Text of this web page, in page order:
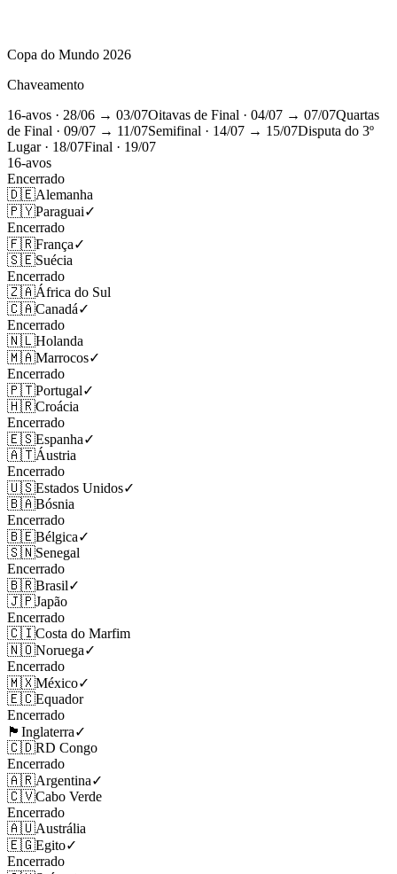
Copa do Mundo 2026
Chaveamento
16-avos · 28/06 → 03/07Oitavas de Final · 04/07 → 07/07Quartas
de Final · 09/07 → 11/07Semifinal · 14/07 → 15/07Disputa do 3º
Lugar· 18/07Final · 19/07
16-avos
Encerrado
🇩🇪Alemanha
🇵🇾Paraguai✓
Encerrado
🇫🇷França✓
🇸🇪Suécia
Encerrado
🇿🇦África do Sul
🇨🇦Canadá✓
Encerrado
🇳🇱Holanda
🇲🇦Marrocos✓
Encerrado
🇵🇹Portugal✓
🇭🇷Croácia
Encerrado
🇪🇸Espanha✓
🇦🇹Áustria
Encerrado
🇺🇸Estados Unidos✓
🇧🇦Bósnia
Encerrado
🇧🇪Bélgica✓
🇸🇳Senegal
Encerrado
🇧🇷Brasil✓
🇯🇵Japão
Encerrado
🇨🇮Costa do Marfim
🇳🇴Noruega✓
Encerrado
🇲🇽México✓
🇪🇨Equador
Encerrado
🏴󠁧󠁢󠁥󠁮󠁧󠁿 Inglaterra✓
🇨🇩RD Congo
Encerrado
🇦🇷Argentina✓
🇨🇻Cabo Verde
Encerrado
🇦🇺Austrália
🇪🇬Egito✓
Encerrado